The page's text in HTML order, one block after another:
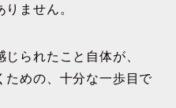
ません。
じられたこと自体が、
ための、十分な一歩目で